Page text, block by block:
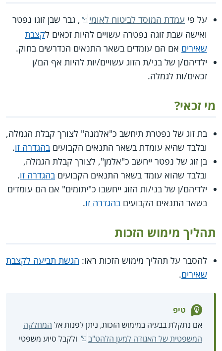
על פי עמדת המוסד לביטוח לאומי
, גבר שבן זוגו נפטר
ואישה שבת זוגה נפטרה עשויים להיות זכאים לקצבת
שאירים אם הם עומדים בשאר התנאים הנדרשים בחוק.
ילדיהם/ן של בני/ת הזוג עשויים/יות להיות אף הם/ן
זכאים/ות לגמלה.
מי זכאי?
בת זוג של נפטרת תיחשב כ"אלמנה" לצורך קבלת הגמלה,
ובלבד שהיא עומדת בשאר התנאים הקבועים בהגדרה זו.
בן זוג של נפטר ייחשב כ"אלמן", לצורך קבלת הגמלה,
ובלבד שהוא עומד בשאר התנאים הקבועים בהגדרה זו.
ילדיהם/ן של בני/ות הזוג ייחשבו כ"יתומים" אם הם עומדים
בשאר התנאים הקבועים בהגדרה זו.
תהליך מימוש הזכות
להסבר על תהליך מימוש הזכות ראו: הגשת תביעה לקצבת
שאירים.
טיפ
אם נתקלת בבעיה במימוש הזכות, ניתן לפנות אל המחלקה
המשפטית של האגודה למען הלהט"ב
ולקבל סיוע משפטי